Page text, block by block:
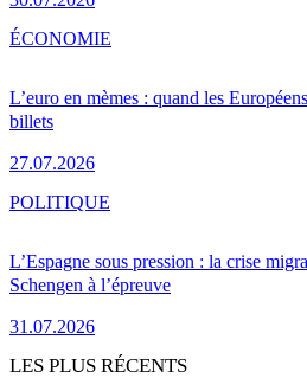
L’euro en mèmes : quand les
billets
27.07.2026
ÉCONOMIE
L’Espagne sous pression : la crise
Schengen à l’épreuve
31.07.2026
POLITIQUE
LES PLUS RÉCENTS